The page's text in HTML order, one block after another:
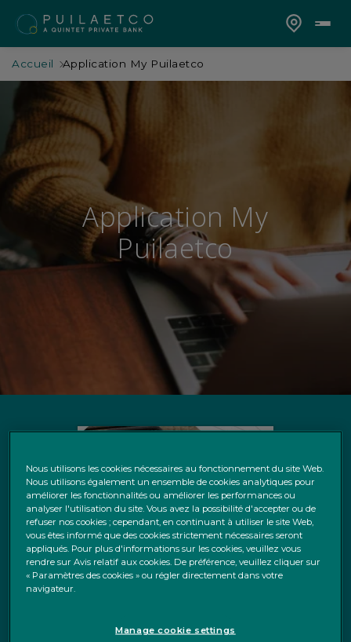
Accueil Application My Puilaetco
Application My
Puilaetco
Nous utilisons les cookies nécessaires au fonctionnement du site Web.
Nous utilisons également un ensemble de cookies analytiques pour
améliorer les fonctionnalités ou améliorer les performances ou
analyser l'utilisation du site. Vous avez la possibilité d'accepter ou de
refuser nos cookies ; cependant, en continuant à utiliser le site Web,
vous êtes informé que des cookies strictement nécessaires seront
appliqués. Pour plus d'informations sur les cookies, veuillez vous
rendre sur Avis relatif aux cookies. De préférence, veuillez cliquer sur
« Paramètres des cookies » ou régler directement dans votre
navigateur.
Manage cookie settings